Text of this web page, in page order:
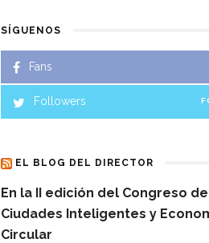
SÍGUENOS
Fans
Followers
EL BLOG DEL DIRECTOR
En la II edición del Congreso de
Ciudades Inteligentes y
Circular